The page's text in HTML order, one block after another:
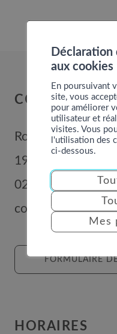
COMMUNE
Route de Nendaz
1996
027 289 56 00
FORMULAIRE
HORAIRES
Déclaration
aux cookies
En poursuivant
site, vous
pour améliorer
utilisateur et
visites. Vous
l'utilisation des
ci-dessous.
Mes